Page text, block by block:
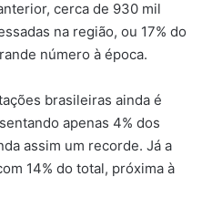
cerca de 930 mil
na região, ou 17% do
número à época.
brasileiras ainda é
apenas 4% dos
assim um recorde. Já a
14% do total, próxima à